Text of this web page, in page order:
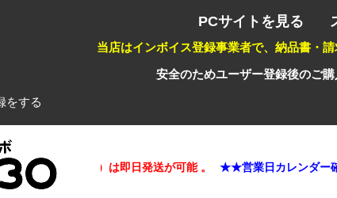
PCサイトを見る
当店はインボイス登録事業者で、納品書・
安全のためユーザー登録後のご購
をする
（在庫商品）は即日発送が可能 。 ★★営業日カレンダー確認